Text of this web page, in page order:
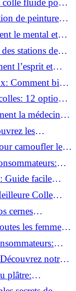
colle fluide pour
de peinture
le mental et
stations de
l’esprit et
Comment bien
12 options
la médecine
les
parfait!
camoufler les
un!
Guide facile
Colle
cernes
les femmes
pour votrenotre
plâtre: